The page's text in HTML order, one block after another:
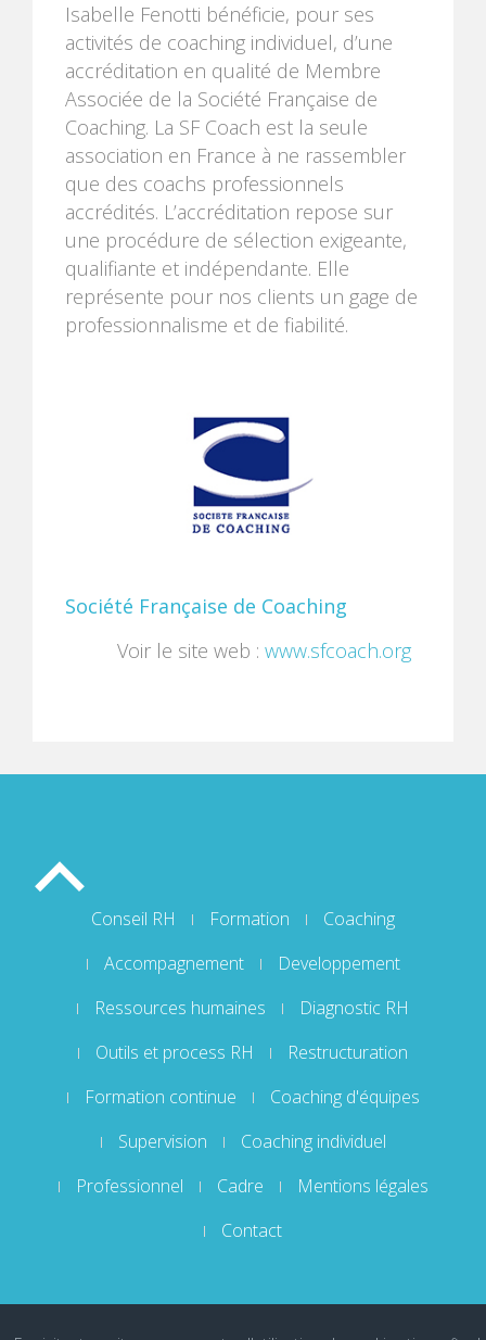
Isabelle Fenotti bénéficie, pour ses
activités de coaching individuel, d’une
accréditation en qualité de Membre
Associée de la Société Française de
Coaching. La SF Coach est la seule
association en France à ne rassembler
que des coachs professionnels
accrédités. L’accréditation repose sur
une procédure de sélection exigeante,
qualifiante et indépendante. Elle
représente pour nos clients un gage de
professionnalisme et de fiabilité.
Société Française de Coaching
Voir le site web : www.sfcoach.org
Conseil RH Formation
Coaching
Accompagnement
Developpement
Ressources humaines
Diagnostic RH
Outils et process RH
Restructuration
Formation continue
Coaching d'équipes
Supervision
Coaching individuel
Professionnel
Cadre
Mentions légales
Contact